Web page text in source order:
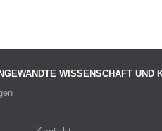
WISSENSCHAFT UND